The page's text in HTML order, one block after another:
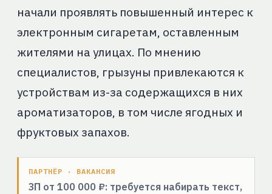
начали проявлять повышенный интерес к
электронным сигаретам, оставленным
жителями на улицах. По мнению
специалистов, грызуны привлекаются к
устройствам из-за содержащихся в них
ароматизаторов, в том числе ягодных и
фруктовых запахов.
ПАРТНЁР · ВАКАНСИЯ
ЗП от 100 000 ₽: требуется набирать текст,